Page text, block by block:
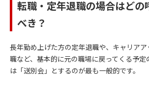
転職・定年退職の場合はどの
べき？
長年勤め上げた方の定年退職や、キャリア
職など、基本的に元の職場に戻ってくる予
は「送別会」とするのが最も一般的です。